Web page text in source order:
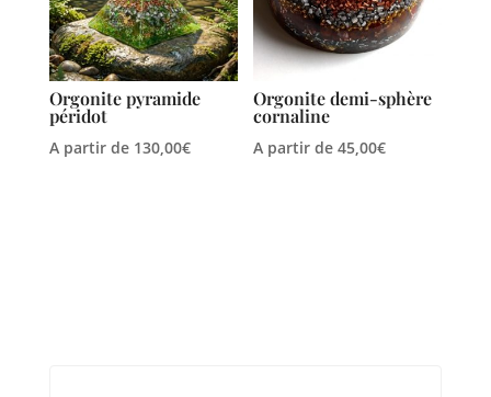
Orgonite pyramide
péridot
A partir de 130,00€
Orgonite demi-sphère
cornaline
A partir de45,00€